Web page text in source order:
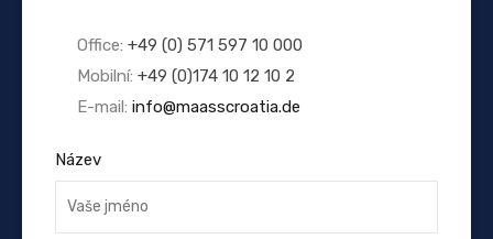
Office: +49 (0) 571 597 10 000
Mobilní: +49 (0)174 10 12 10 2
E-mail: info@maasscroatia.de
Název